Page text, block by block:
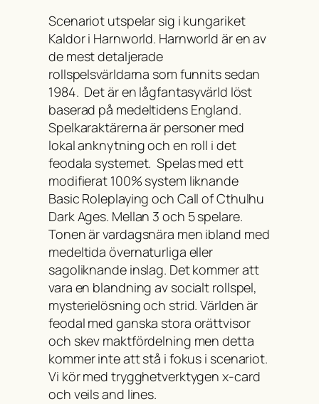
Scenariot utspelar sig i kungariket
Kaldor i Harnworld. Harnworld är en av
de mest detaljerade
rollspelsvärldarna som funnits sedan
1984. Det är en lågfantasyvärld löst
baserad på medeltidens England.
Spelkaraktärerna är personer med
lokal anknytning och en roll i det
feodala systemet. Spelas med ett
modifierat 100% system liknande
Basic Roleplaying och Call of Cthulhu
Dark Ages. Mellan 3 och 5 spelare.
Tonen är vardagsnära men ibland med
medeltida övernaturliga eller
sagoliknande inslag. Det kommer att
vara en blandning av socialt rollspel,
mysterielösning och strid. Världen är
feodal med ganska stora orättvisor
och skev maktfördelning men detta
kommer inte att stå i fokus i scenariot.
Vi kör med trygghetverktygen x-card
och veils and lines.